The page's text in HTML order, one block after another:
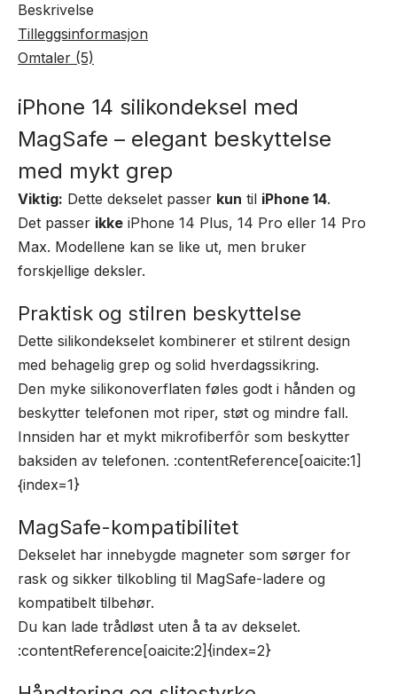
Beskrivelse
Tilleggsinformasjon
Omtaler (5)
iPhone 14 silikondeksel med
MagSafe – elegant beskyttelse
med mykt grep
Viktig: Dette dekselet passer kun til iPhone 14.
Det passer ikke iPhone 14 Plus, 14 Pro eller 14 Pro
Max. Modellene kan se like ut, men bruker
forskjellige deksler.
Praktisk og stilren beskyttelse
Dette silikondekselet kombinerer et stilrent design
med behagelig grep og solid hverdagssikring.
Den myke silikonoverflaten føles godt i hånden og
beskytter telefonen mot riper, støt og mindre fall.
Innsiden har et mykt mikrofiberfôr som beskytter
baksiden av telefonen. :contentReference[oaicite:1]
{index=1}
MagSafe-kompatibilitet
Dekselet har innebygde magneter som sørger for
rask og sikker tilkobling til MagSafe-ladere og
kompatibelt tilbehør.
Du kan lade trådløst uten å ta av dekselet.
:contentReference[oaicite:2]{index=2}